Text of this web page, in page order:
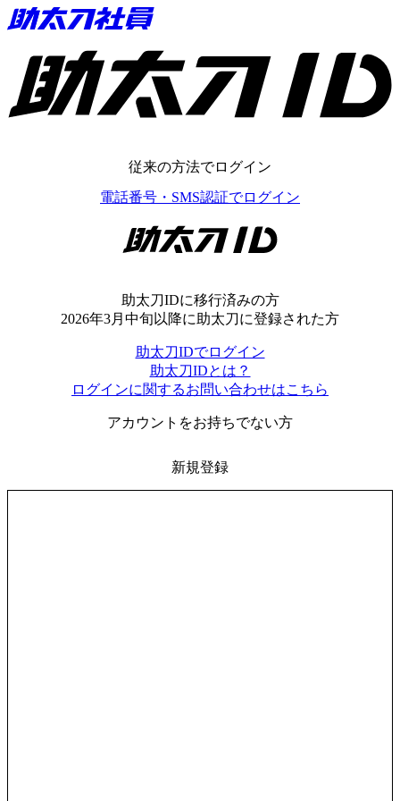
助太刀ID
従来の方法でログイン
電話番号・SMS認証でログイン
助太刀ID
助太刀IDに移行済みの方
2026年3月中旬以降に助太刀に登録された方
助太刀IDでログイン
助太刀IDとは？
ログインに関するお問い合わせはこちら
アカウントをお持ちでない方
新規登録